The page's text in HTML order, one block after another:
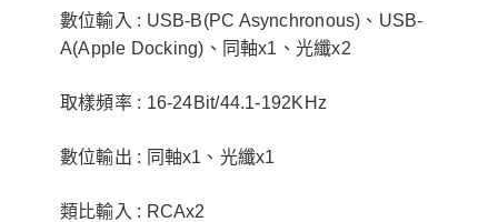
數位輸入 : USB-B(PC Asynchronous)、USB-
A(Apple Docking)、同軸x1、光纖x2
取樣頻率 : 16-24Bit/44.1-192KHz
數位輸出 : 同軸x1、光纖x1
類比輸入 : RCAx2